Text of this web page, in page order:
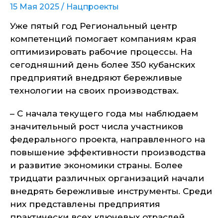
15 Мая 2025 / Нацпроекты
Уже пятый год Региональный центр
компетенций помогает компаниям края
оптимизировать рабочие процессы. На
сегодняшний день более 350 кубанских
предприятий внедряют бережливые
технологии на своих производствах.
– С начала текущего года мы наблюдаем
значительный рост числа участников
федерального проекта, направленного на
повышение эффективности производства
и развитие экономики страны. Более
тридцати различных организаций начали
внедрять бережливые инструменты. Среди
них представлены предприятия